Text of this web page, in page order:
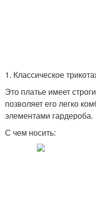
1. Классическое
Это платье имеет
позволяет его легко
элементами гардероба.
С чем носить: